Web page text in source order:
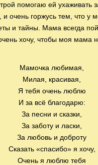
помогаю ей
очень горжусь тем, что
и тайны. Мама всегда
хочу, чтобы моя мама
Мамочка любимая,
Милая, красивая,
Я тебя очень люблю
И за всё благодарю:
За песни и сказки,
За заботу и ласки,
За любовь и доброту
Сказать «спасибо» я хочу,
Очень я люблю тебя